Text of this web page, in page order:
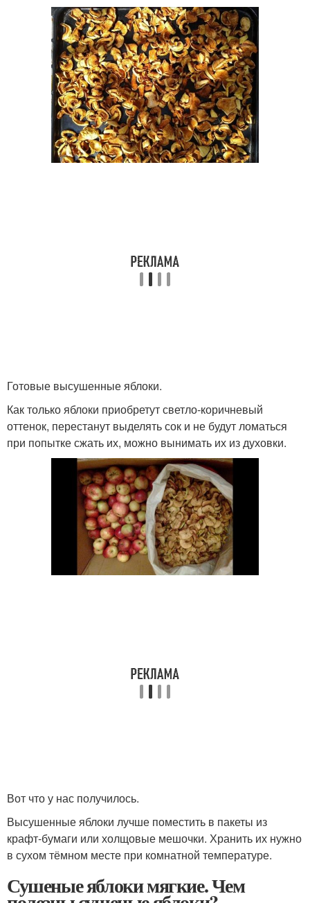
Готовые высушенные яблоки.
Как только яблоки приобретут светло‑коричневый
оттенок, перестанут выделять сок и не будут ломаться
при попытке сжать их, можно вынимать их из духовки.
Вот что у нас получилось.
Высушенные яблоки лучше поместить в пакеты из
крафт‑бумаги или холщовые мешочки. Хранить их нужно
в сухом тёмном месте при комнатной температуре.
Сушеные яблоки мягкие. Чем